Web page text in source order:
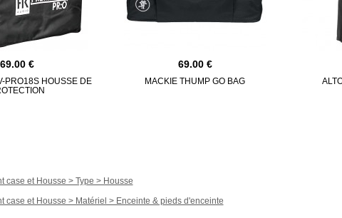
69.00
PRO18S HOUSSE DE
69.00
MACKIE THUMP GO BAG
case et Housse > Type > Housse
case et Housse > Matériel > Enceinte & pieds d'enceinte